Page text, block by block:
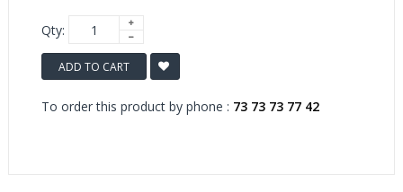
Qty:
ADD TO CART
To order this product by phone : 73 73 73 77 42